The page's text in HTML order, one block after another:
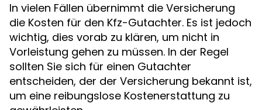
In vielen Fällen übernimmt die Versicherung
die Kosten für den Kfz-Gutachter. Es ist jedoch
wichtig, dies vorab zu klären, um nicht in
Vorleistung gehen zu müssen. In der Regel
sollten Sie sich für einen Gutachter
entscheiden, der der Versicherung bekannt ist,
um eine reibungslose Kostenerstattung zu